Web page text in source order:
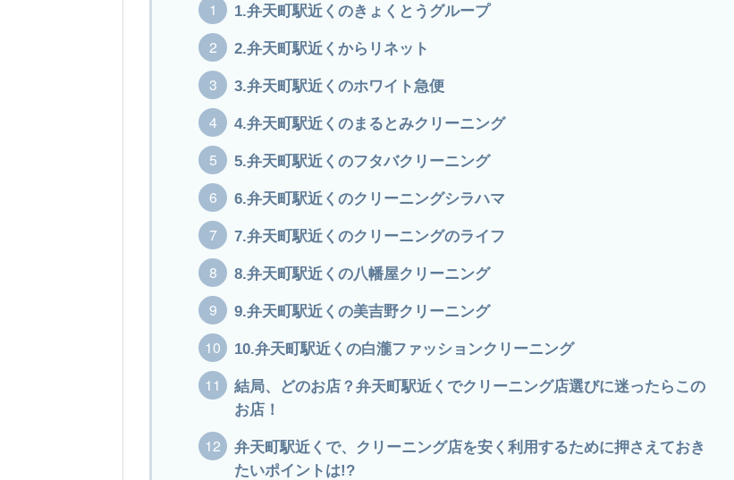
1.弁天町駅近くのきょくとうグループ
2.弁天町駅近くからリネット
3.弁天町駅近くのホワイト急便
4.弁天町駅近くのまるとみクリーニング
5.弁天町駅近くのフタバクリーニング
6.弁天町駅近くのクリーニングシラハマ
7.弁天町駅近くのクリーニングのライフ
8.弁天町駅近くの八幡屋クリーニング
9.弁天町駅近くの美吉野クリーニング
10.弁天町駅近くの白瀧ファッションクリーニング
結局、どのお店？弁天町駅近くでクリーニング店選びに迷ったらこの
お店！
弁天町駅近くで、クリーニング店を安く利用するために押さえておき
たいポイントは!?